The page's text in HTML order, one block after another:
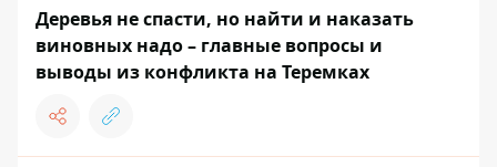
Деревья не спасти, но найти и наказать
виновных надо – главные вопросы и
выводы из конфликта на Теремках